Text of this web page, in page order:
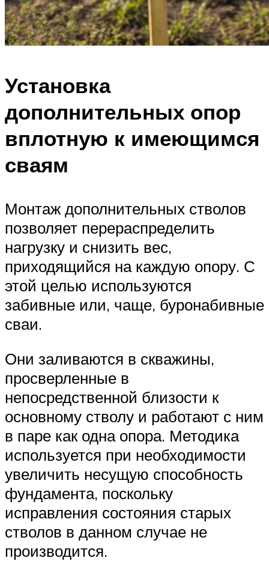
Установка
дополнительных опор
вплотную к имеющимся
сваям
Монтаж дополнительных стволов
позволяет перераспределить
нагрузку и снизить вес,
приходящийся на каждую опору. С
этой целью используются
забивные или, чаще, буронабивные
сваи.
Они заливаются в скважины,
просверленные в
непосредственной близости к
основному стволу и работают с ним
в паре как одна опора. Методика
используется при необходимости
увеличить несущую способность
фундамента, поскольку
исправления состояния старых
стволов в данном случае не
производится.